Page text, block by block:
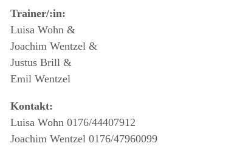
Trainer/:in:
Luisa Wohn &
Joachim Wentzel &
Justus Brill &
Emil Wentzel
Kontakt:
Luisa Wohn 0176/44407912
Joachim Wentzel 0176/47960099